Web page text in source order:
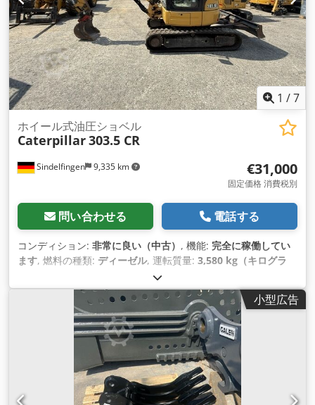
1 /7
Sindelfingen 9,335 km
ホイール式油圧ショベル
Caterpillar303.5 CR
€31,000
固定価格 消費税別
問い合わせる 電話する
コンディション: 非常に良い（中古） , 機能: 完全に稼働してい
ます, 燃料の種類: ディーゼル, 運転質量: 3,580 kg（キログラ
2,434 h
小型広告